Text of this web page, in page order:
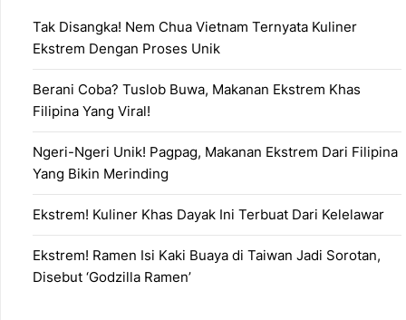
Tak Disangka! Nem Chua Vietnam Ternyata Kuliner
Ekstrem Dengan Proses Unik
Berani Coba? Tuslob Buwa, Makanan Ekstrem Khas
Filipina Yang Viral!
Ngeri-Ngeri Unik! Pagpag, Makanan Ekstrem Dari Filipina
Yang Bikin Merinding
Ekstrem! Kuliner Khas Dayak Ini Terbuat Dari Kelelawar
Ekstrem! Ramen Isi Kaki Buaya di Taiwan Jadi Sorotan,
Disebut ‘Godzilla Ramen’